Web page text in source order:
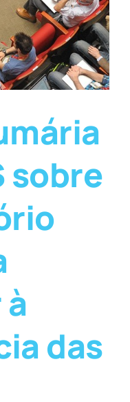
sobre
das